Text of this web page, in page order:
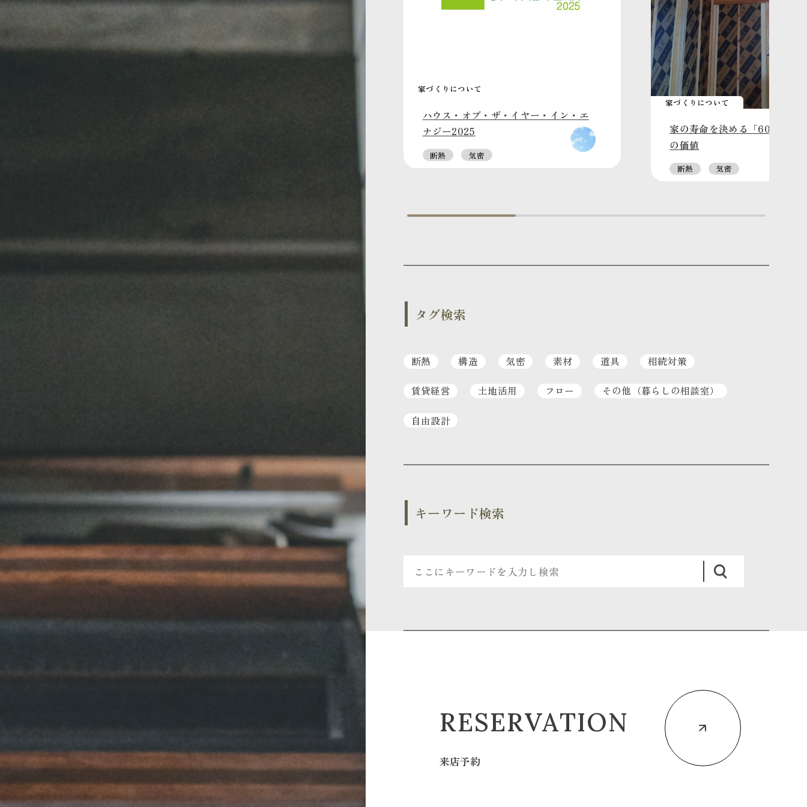
家づくりについて
ハウス・オブ・ザ・イヤー・イン・エ
ナジー2025
断熱 気密
家づくりについて
家の寿命を決める「60年無結
の価値
断熱 気密
タグ検索
断熱 構造 気密 素材 道具 相続対策
賃貸経営 土地活用 フロー その他（暮らしの相談室）
自由設計
キーワード検索
RESERVATION
来店予約